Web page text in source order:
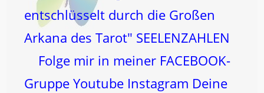
entschlüsselt durch die Großen
Arkana des Tarot" SEELENZAHLEN
Folge mir in meiner FACEBOOK-
Gruppe Youtube Instagram Deine